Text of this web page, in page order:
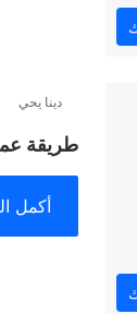
دينا يحي
طريقة
أكمل